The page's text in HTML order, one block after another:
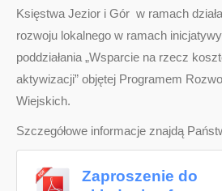
Księstwa Jezior i Gór w ramach
rozwoju lokalnego w ramach
poddziałania „Wsparcie na rzecz
aktywizacji” objętej Programem
Wiejskich.
Szczegółowe informacje znajdą
Zaproszenie do